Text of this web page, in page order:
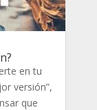
en tu
versión”,
que